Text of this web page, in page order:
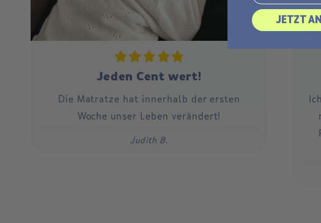
Jeden Cent wert!
Die Matratze hat innerhalb der ersten
Woche unser Leben verändert!
Judith B.
JETZT